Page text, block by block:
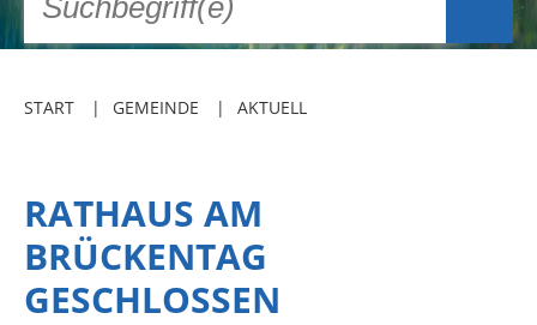
START GEMEINDE AKTUELL
RATHAUS AM
BRÜCKENTAG
GESCHLOSSEN